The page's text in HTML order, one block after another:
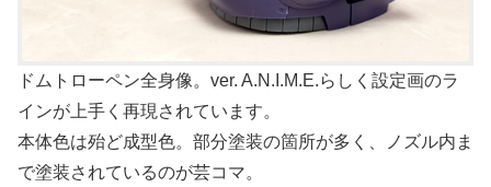
ドムトローペン全身像。ver. A.N.I.M.E.らしく設定画のラ
インが上手く再現されています。
本体色は殆ど成型色。部分塗装の箇所が多く、ノズル内ま
で塗装されているのが芸コマ。